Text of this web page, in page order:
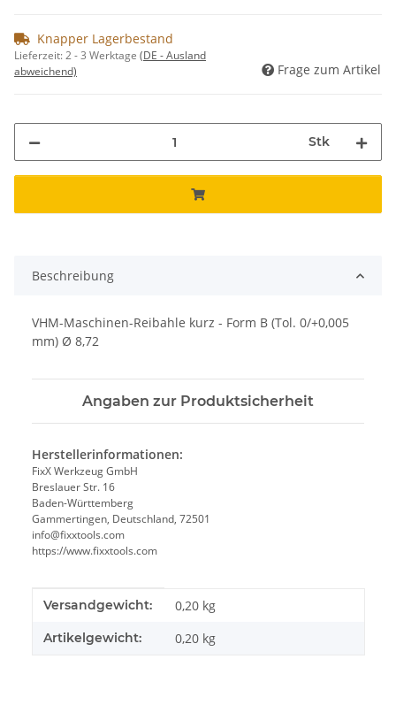
Knapper Lagerbestand
Lieferzeit:2 - 3 Werktage (DE - Ausland
abweichend)
Frage zum Artikel
Stk
Beschreibung
VHM-Maschinen-Reibahle kurz - Form B (Tol. 0/+0,005
mm) Ø 8,72
Angaben zur Produktsicherheit
Herstellerinformationen:
FixX Werkzeug GmbH
Breslauer Str. 16
Baden-Württemberg
Gammertingen, Deutschland, 72501
info@fixxtools.com
https://www.fixxtools.com
Produkteigenschaft
Wert
Versandgewicht: 0,20 kg
Artikelgewicht: 0,20 kg